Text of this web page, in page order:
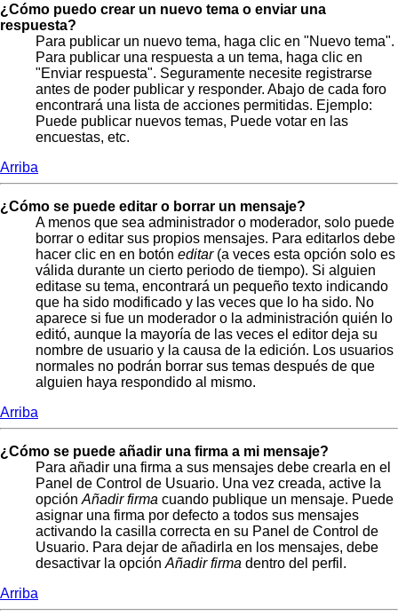
¿Cómo puedo crear un nuevo tema o enviar una
respuesta?
Para publicar un nuevo tema, haga clic en "Nuevo tema".
Para publicar una respuesta a un tema, haga clic en
"Enviar respuesta". Seguramente necesite registrarse
antes de poder publicar y responder. Abajo de cada foro
encontrará una lista de acciones permitidas. Ejemplo:
Puede publicar nuevos temas, Puede votar en las
encuestas, etc.
Arriba
¿Cómo se puede editar o borrar un mensaje?
A menos que sea administrador o moderador, solo puede
borrar o editar sus propios mensajes. Para editarlos debe
hacer clic en en botón editar(a veces esta opción solo es
válida durante un cierto periodo de tiempo). Si alguien
editase su tema, encontrará un pequeño texto indicando
que ha sido modificado y las veces que lo ha sido. No
aparece si fue un moderador o la administración quién lo
editó, aunque la mayoría de las veces el editor deja su
nombre de usuario y la causa de la edición. Los usuarios
normales no podrán borrar sus temas después de que
alguien haya respondido al mismo.
Arriba
¿Cómo se puede añadir una firma a mi mensaje?
Para añadir una firma a sus mensajes debe crearla en el
Panel de Control de Usuario. Una vez creada, active la
opción Añadir firma cuando publique un mensaje. Puede
asignar una firma por defecto a todos sus mensajes
activando la casilla correcta en su Panel de Control de
Usuario. Para dejar de añadirla en los mensajes, debe
desactivar la opción Añadir firma dentro del perfil.
Arriba